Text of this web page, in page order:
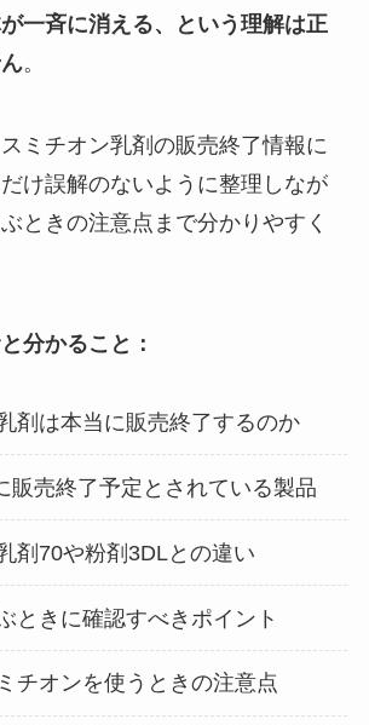
一斉に消える、という理解は正
。
ミチオン乳剤の販売終了情報に
け誤解のないように整理しなが
ときの注意点まで分かりやすく
分かること：
剤は本当に販売終了するのか
販売終了予定とされている製品
剤70や粉剤3DLとの違い
ときに確認すべきポイント
チオンを使うときの注意点